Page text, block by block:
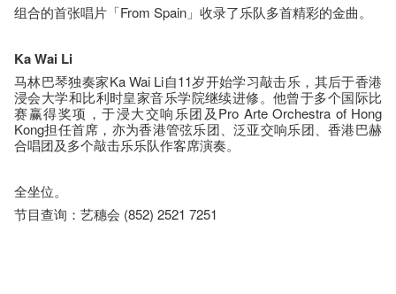
组合的首张唱片「From Spain」收录了乐队多首精彩的金曲。
Ka Wai Li
马林巴琴独奏家Ka Wai Li自11岁开始学习敲击乐，其后于香港
浸会大学和比利时皇家音乐学院继续进修。他曾于多个国际比
赛赢得奖项，于浸大交响乐团及Pro Arte Orchestra of Hong
Kong担任首席，亦为香港管弦乐团、泛亚交响乐团、香港巴赫
合唱团及多个敲击乐乐队作客席演奏。
全坐位。
节目查询：艺穗会 (852) 2521 7251